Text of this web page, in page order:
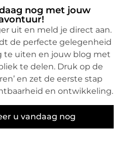
nog met jouw
uit en meld je direct aan.
de perfecte gelegenheid
te uiten en jouw blog met
te delen. Druk op de
en zet de eerste stap
en ontwikkeling.
u vandaag nog